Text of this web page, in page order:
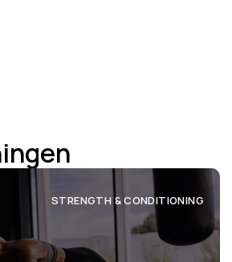
STRENGTH & CONDITIONING